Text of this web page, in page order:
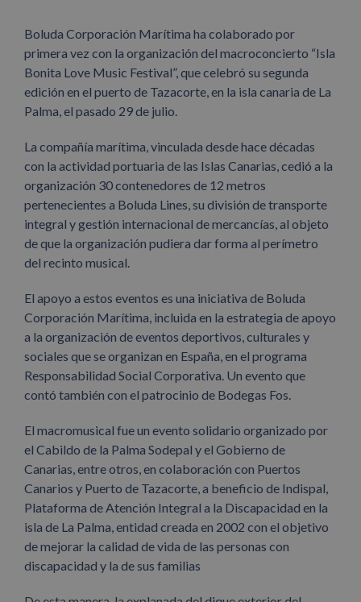
Boluda Corporación Marítima ha colaborado por
primera vez con la organización del macroconcierto “Isla
Bonita Love Music Festival”, que celebró su segunda
edición en el puerto de Tazacorte, en la isla canaria de La
Palma, el pasado 29 de julio.
La compañía marítima, vinculada desde hace décadas
con la actividad portuaria de las Islas Canarias, cedió a la
organización 30 contenedores de 12 metros
pertenecientes a Boluda Lines, su división de transporte
integral y gestión internacional de mercancías, al objeto
de que la organización pudiera dar forma al perímetro
del recinto musical.
El apoyo a estos eventos es una iniciativa de Boluda
Corporación Marítima, incluida en la estrategia de apoyo
a la organización de eventos deportivos, culturales y
sociales que se organizan en España, en el programa
Responsabilidad Social Corporativa. Un evento que
contó también con el patrocinio de Bodegas Fos.
El macromusical fue un evento solidario organizado por
el Cabildo de la Palma Sodepal y el Gobierno de
Canarias, entre otros, en colaboración con Puertos
Canarios y Puerto de Tazacorte, a beneficio de Indispal,
Plataforma de Atención Integral a la Discapacidad en la
isla de La Palma, entidad creada en 2002 con el objetivo
de mejorar la calidad de vida de las personas con
discapacidad y la de sus familias